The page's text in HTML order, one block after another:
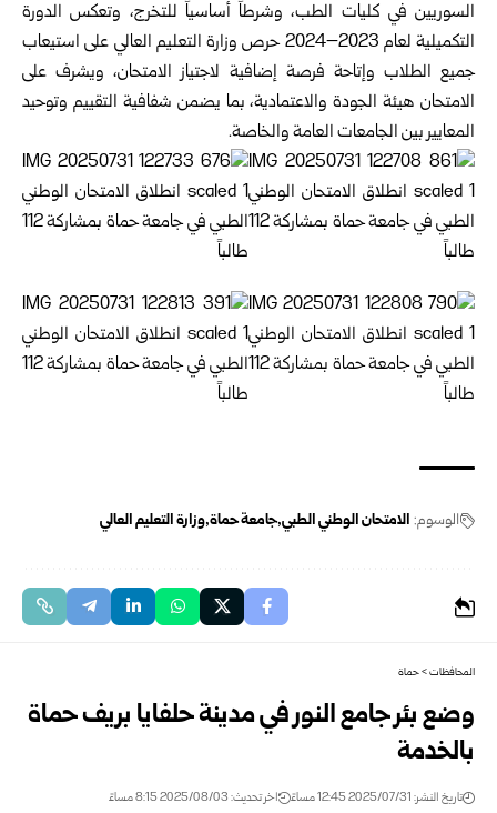
السوريين في كليات الطب، وشرطاً أساسياً للتخرج، وتعكس الدورة
التكميلية لعام 2023–2024 حرص وزارة التعليم العالي على استيعاب
جميع الطلاب وإتاحة فرصة إضافية لاجتياز الامتحان، ويشرف على
الامتحان هيئة الجودة والاعتمادية، بما يضمن شفافية التقييم وتوحيد
المعايير بين الجامعات العامة والخاصة.
الوسوم: الامتحان الوطني الطبي جامعة حماة وزارة التعليم العالي
المحافظات>حماة
وضع بئر جامع النور في مدينة حلفايا بريف حماة
بالخدمة
تاريخ النشر: 2025/07/31 12:45 مساءً اخر تحديث: 2025/08/03 8:15 مساءً